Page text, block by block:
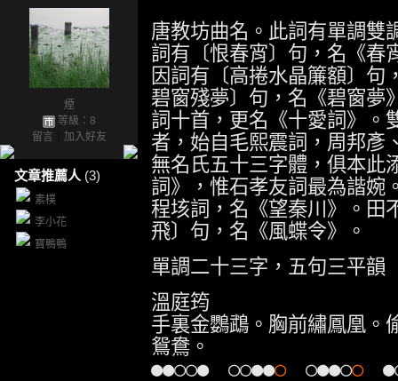
煙
等級：8
留言
加入好友
文章推薦人 (3)
素樸
李小花
寶鴨鴨
唐教坊曲名。此詞有單調雙
詞有〔恨春宵〕句，名《春
因詞有〔高捲水晶簾額〕句
碧窗殘夢〕句，名《碧窗夢
詞十首，更名《十愛詞》。
者，始自毛熙震詞，周邦彥
無名氏五十三字體，俱本此
詞》，惟石孝友詞最為諧婉
程垓詞，名《望秦川》。田
飛〕句，名《風蝶令》。
單調二十三字，五句三平韻
溫庭筠
手裏金鸚鵡。胸前繡鳳凰。
鴛鴦。
●●○○● ○○●●○○●●○○